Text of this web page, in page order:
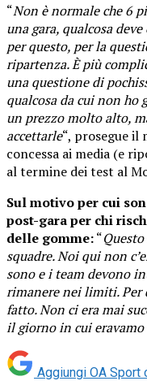
“Non è normale che 6
una gara, qualcosa
per questo, per la
ripartenza. È più
una questione di
qualcosa da cui non ho
un prezzo molto alto,
accettarle“, prosegue il
concessa ai media (e
al termine dei test al
Sul motivo per cui
post-gara per chi
delle gomme:“
squadre. Noi qui non
sono e i team devono
rimanere nei limiti. Per
fatto. Non ci era mai
il giorno in cui
Aggiungi OA Sport